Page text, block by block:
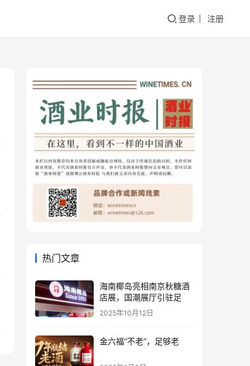
登录 注册
热门文章
海南椰岛亮相南京秋糖酒
店展，国潮展厅引驻足
2025年10月12日
金六福“不老”，足够老